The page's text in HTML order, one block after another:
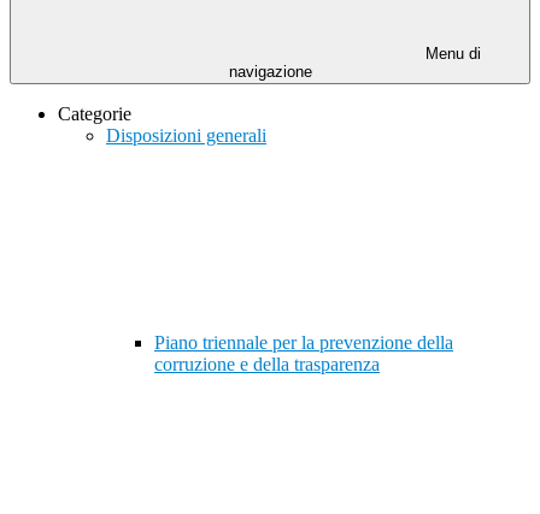
Menu di
navigazione
Categorie
Disposizioni generali
Piano triennale per la prevenzione della
corruzione e della trasparenza